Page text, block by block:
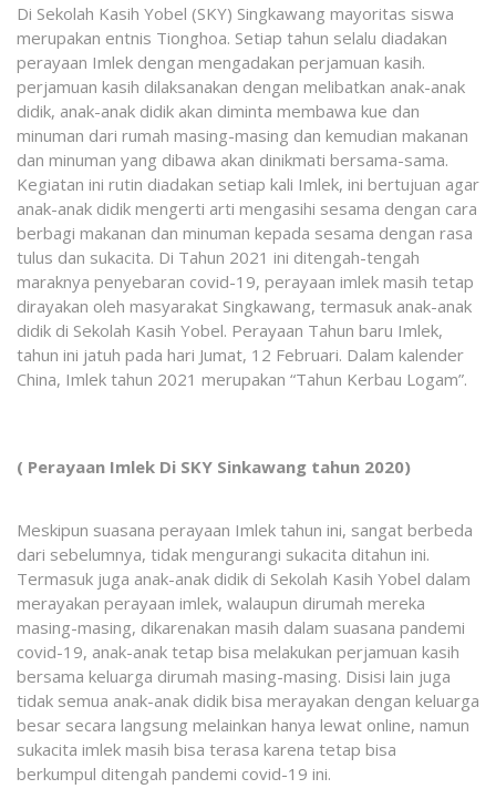
Di Sekolah Kasih Yobel (SKY) Singkawang mayoritas siswa
merupakan entnis Tionghoa. Setiap tahun selalu diadakan
perayaan Imlek dengan mengadakan perjamuan kasih.
perjamuan kasih dilaksanakan dengan melibatkan anak-anak
didik, anak-anak didik akan diminta membawa kue dan
minuman dari rumah masing-masing dan kemudian makanan
dan minuman yang dibawa akan dinikmati bersama-sama.
Kegiatan ini rutin diadakan setiap kali Imlek, ini bertujuan agar
anak-anak didik mengerti arti mengasihi sesama dengan cara
berbagi makanan dan minuman kepada sesama dengan rasa
tulus dan sukacita. Di Tahun 2021 ini ditengah-tengah
maraknya penyebaran covid-19, perayaan imlek masih tetap
dirayakan oleh masyarakat Singkawang, termasuk anak-anak
didik di Sekolah Kasih Yobel. Perayaan Tahun baru Imlek,
tahun ini jatuh pada hari Jumat, 12 Februari. Dalam kalender
China, Imlek tahun 2021 merupakan “Tahun Kerbau Logam”.
( Perayaan Imlek Di SKY Sinkawang tahun 2020)
Meskipun suasana perayaan Imlek tahun ini, sangat berbeda
dari sebelumnya, tidak mengurangi sukacita ditahun ini.
Termasuk juga anak-anak didik di Sekolah Kasih Yobel dalam
merayakan perayaan imlek, walaupun dirumah mereka
masing-masing, dikarenakan masih dalam suasana pandemi
covid-19, anak-anak tetap bisa melakukan perjamuan kasih
bersama keluarga dirumah masing-masing. Disisi lain juga
tidak semua anak-anak didik bisa merayakan dengan keluarga
besar secara langsung melainkan hanya lewat online, namun
sukacita imlek masih bisa terasa karena tetap bisa
berkumpul ditengah pandemi covid-19 ini.